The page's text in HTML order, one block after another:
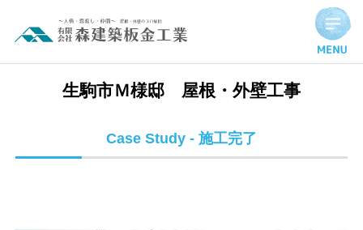
生駒市Ｍ様邸 屋根・外壁工事 | 施工完了実績
生駒市Ｍ様邸 屋根・外壁工事
Case Study - 施工完了